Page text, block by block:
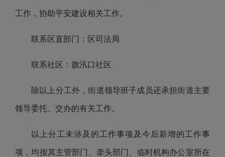
工作，协助平安建设相关工作。
联系区直部门：区司法局
联系社区：旗汛口社区
除以上分工外，街道领导班子成员还承担街道主要
领导委托、交办的有关工作。
以上分工未涉及的工作事项及今后新增的工作事
项，均按其主管部门、牵头部门、临时机构办公室所在